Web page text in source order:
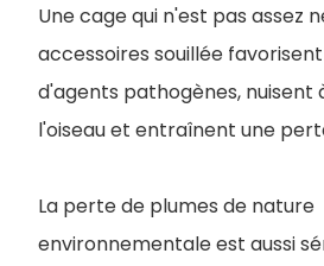
Une cage qui n'est pas assez
accessoires souillée
d'agents pathogènes, nuisent
l'oiseau et entraînent une
La perte de plumes de nature
environnementale est aussi